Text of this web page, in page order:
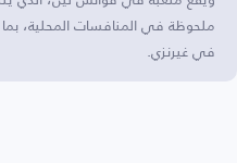
ملحوظة في المنافسات المحلية،
في غيرنزي.